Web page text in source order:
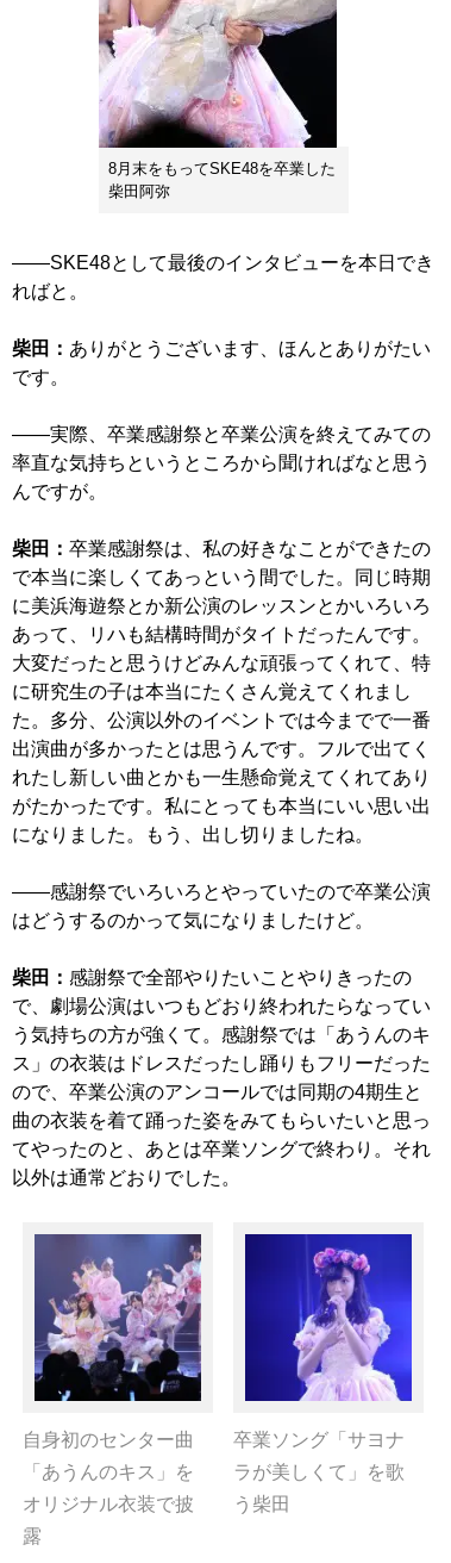
8月末をもってSKE48を卒業した
柴田阿弥
――SKE48として最後のインタビューを本日でき
ればと。
柴田： ありがとうございます、ほんとありがたい
です。
――実際、卒業感謝祭と卒業公演を終えてみての
率直な気持ちというところから聞ければなと思う
んですが。
柴田： 卒業感謝祭は、私の好きなことができたの
で本当に楽しくてあっという間でした。同じ時期
に美浜海遊祭とか新公演のレッスンとかいろいろ
あって、リハも結構時間がタイトだったんです。
大変だったと思うけどみんな頑張ってくれて、特
に研究生の子は本当にたくさん覚えてくれまし
た。多分、公演以外のイベントでは今までで一番
出演曲が多かったとは思うんです。フルで出てく
れたし新しい曲とかも一生懸命覚えてくれてあり
がたかったです。私にとっても本当にいい思い出
になりました。もう、出し切りましたね。
――感謝祭でいろいろとやっていたので卒業公演
はどうするのかって気になりましたけど。
柴田： 感謝祭で全部やりたいことやりきったの
で、劇場公演はいつもどおり終われたらなってい
う気持ちの方が強くて。感謝祭では「あうんのキ
ス」の衣装はドレスだったし踊りもフリーだった
ので、卒業公演のアンコールでは同期の4期生と
曲の衣装を着て踊った姿をみてもらいたいと思っ
てやったのと、あとは卒業ソングで終わり。それ
以外は通常どおりでした。
自身初のセンター曲
「あうんのキス」を
オリジナル衣装で披
露
卒業ソング「サヨナ
ラが美しくて」を歌
う柴田